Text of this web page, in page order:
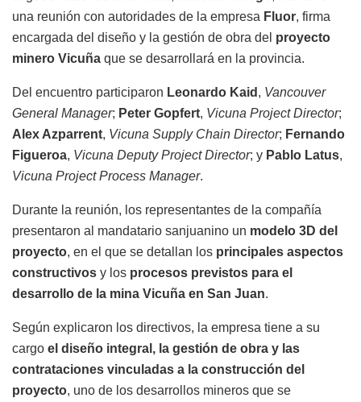
una reunión con autoridades de la empresa Fluor, firma
encargada del diseño y la gestión de obra del proyecto
minero Vicuña que se desarrollará en la provincia.
Del encuentro participaron Leonardo Kaid , Vancouver
General Manager; Peter Gopfert, Vicuna Project Director;
Alex Azparrent, Vicuna Supply Chain Director; Fernando
Figueroa, Vicuna Deputy Project Director; y Pablo Latus,
Vicuna Project Process Manager.
Durante la reunión, los representantes de la compañía
presentaron al mandatario sanjuanino un modelo 3D del
proyecto, en el que se detallan los principales aspectos
constructivos y los procesos previstos para el
desarrollo de la mina Vicuña en San Juan.
Según explicaron los directivos, la empresa tiene a su
cargo el diseño integral, la gestión de obra y las
contrataciones vinculadas a la construcción del
proyecto, uno de los desarrollos mineros que se